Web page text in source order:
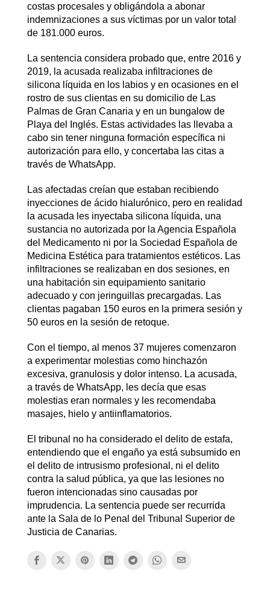
costas procesales y obligándola a abonar
indemnizaciones a sus víctimas por un valor total
de 181.000 euros.
La sentencia considera probado que, entre 2016 y
2019, la acusada realizaba infiltraciones de
silicona líquida en los labios y en ocasiones en el
rostro de sus clientas en su domicilio de Las
Palmas de Gran Canaria y en un bungalow de
Playa del Inglés. Estas actividades las llevaba a
cabo sin tener ninguna formación específica ni
autorización para ello, y concertaba las citas a
través de WhatsApp.
Las afectadas creían que estaban recibiendo
inyecciones de ácido hialurónico, pero en realidad
la acusada les inyectaba silicona líquida, una
sustancia no autorizada por la Agencia Española
del Medicamento ni por la Sociedad Española de
Medicina Estética para tratamientos estéticos. Las
infiltraciones se realizaban en dos sesiones, en
una habitación sin equipamiento sanitario
adecuado y con jeringuillas precargadas. Las
clientas pagaban 150 euros en la primera sesión y
50 euros en la sesión de retoque.
Con el tiempo, al menos 37 mujeres comenzaron
a experimentar molestias como hinchazón
excesiva, granulosis y dolor intenso. La acusada,
a través de WhatsApp, les decía que esas
molestias eran normales y les recomendaba
masajes, hielo y antiinflamatorios.
El tribunal no ha considerado el delito de estafa,
entendiendo que el engaño ya está subsumido en
el delito de intrusismo profesional, ni el delito
contra la salud pública, ya que las lesiones no
fueron intencionadas sino causadas por
imprudencia. La sentencia puede ser recurrida
ante la Sala de lo Penal del Tribunal Superior de
Justicia de Canarias.